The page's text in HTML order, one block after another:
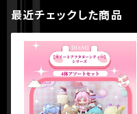
最近チェックした商品